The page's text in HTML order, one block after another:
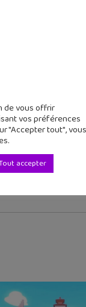
suivant
Chroniques de
de vous offrir
vos préférences
"Accepter tout", vous
accepter